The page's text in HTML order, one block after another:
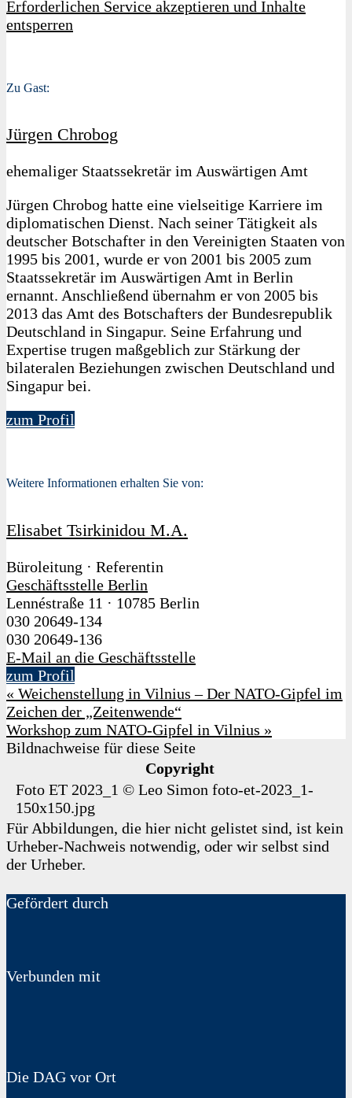
Erforderlichen Service akzeptieren und Inhalte
entsperren
Zu Gast:
Jürgen Chrobog
ehemaliger Staatssekretär im Auswärtigen Amt
Jürgen Chrobog hatte eine vielseitige Karriere im
diplomatischen Dienst. Nach seiner Tätigkeit als
deutscher Botschafter in den Vereinigten Staaten von
1995 bis 2001, wurde er von 2001 bis 2005 zum
Staatssekretär im Auswärtigen Amt in Berlin
ernannt. Anschließend übernahm er von 2005 bis
2013 das Amt des Botschafters der Bundesrepublik
Deutschland in Singapur. Seine Erfahrung und
Expertise trugen maßgeblich zur Stärkung der
bilateralen Beziehungen zwischen Deutschland und
Singapur bei.
zum Profil
Weitere Informationen erhalten Sie von:
Elisabet Tsirkinidou M.A.
Büroleitung · Referentin
Geschäftsstelle Berlin
Lennéstraße 11 · 10785 Berlin
030 20649-134
030 20649-136
E-Mail an die Geschäftsstelle
zum Profil
« Weichenstellung in Vilnius – Der NATO-Gipfel im
Zeichen der „Zeitenwende“
Workshop zum NATO-Gipfel in Vilnius »
Bildnachweise für diese Seite
Copyright
Foto ET 2023_1 © Leo Simon foto-et-2023_1-
150x150.jpg
Für Abbildungen, die hier nicht gelistet sind, ist kein
Urheber-Nachweis notwendig, oder wir selbst sind
der Urheber.
Gefördert durch
Verbunden mit
Die DAG vor Ort